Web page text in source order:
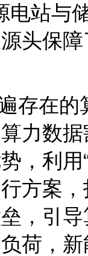
电站与
头保
存在
力数
，利
方案
，引
荷，